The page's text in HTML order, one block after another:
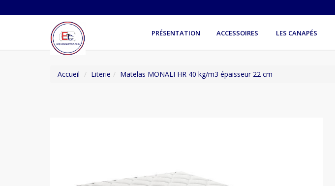
PRÉSENTATION ACCESSOIRES LES CANAPÉS
Accueil Literie Matelas MONALI HR 40 kg/m3 épaisseur 22 cm